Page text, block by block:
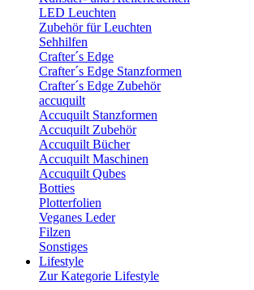
LED Leuchten
Zubehör für Leuchten
Sehhilfen
Crafter´s Edge
Crafter´s Edge Stanzformen
Crafter´s Edge Zubehör
accuquilt
Accuquilt Stanzformen
Accuquilt Zubehör
Accuquilt Bücher
Accuquilt Maschinen
Accuquilt Qubes
Botties
Plotterfolien
Veganes Leder
Filzen
Sonstiges
Lifestyle
Zur Kategorie Lifestyle